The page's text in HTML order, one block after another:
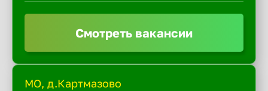
Смотреть вакансии
МО, д.Картмазово